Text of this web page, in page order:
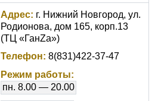
Адрес: г. Нижний Новгород, ул.
Родионова, дом 165, корп.13
(ТЦ «ГанZа»)
Телефон: 8(831)422-37-47
Режим работы:
пн. 8.00 — 20.00